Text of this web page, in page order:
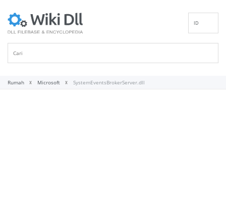
ID
Rumah Microsoft SystemEventsBrokerServer.dll